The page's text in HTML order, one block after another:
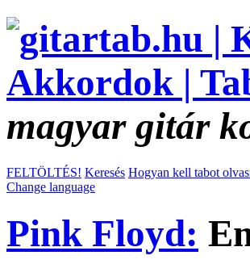
magyar gitár
FELTÖLTÉS! Keresés Hogyan kell tabot
Change language
Pink Floyd: